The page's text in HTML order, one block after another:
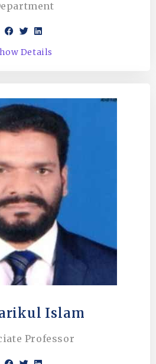
Details
Islam
Professor